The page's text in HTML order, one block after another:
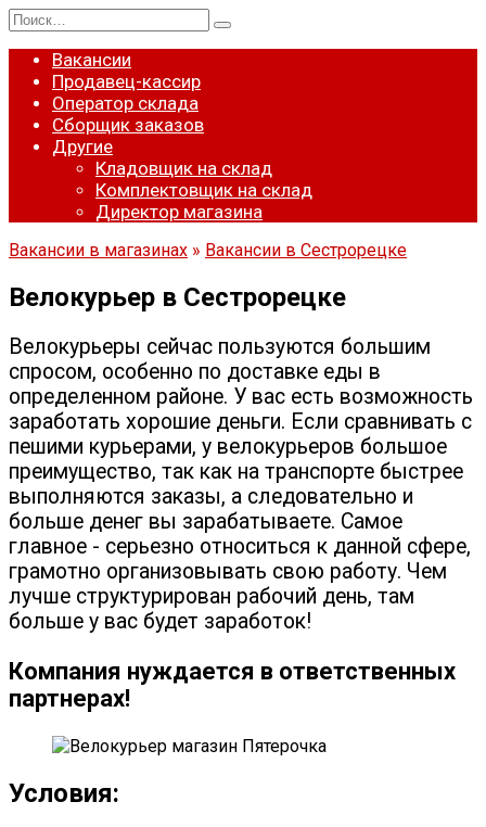
Перейти
к
содержанию
Search
for:
Вакансии
Продавец-кассир
Оператор склада
Сборщик заказов
Другие
Кладовщик на склад
Комплектовщик на склад
Директор магазина
Вакансии в магазинах » Вакансии в Сестрорецке
Велокурьер в Сестрорецке
Велокурьеры сейчас пользуются большим
спросом, особенно по доставке еды в
определенном районе. У вас есть возможность
заработать хорошие деньги. Если сравнивать с
пешими курьерами, у велокурьеров большое
преимущество, так как на транспорте быстрее
выполняются заказы, а следовательно и
больше денег вы зарабатываете. Самое
главное - серьезно относиться к данной сфере,
грамотно организовывать свою работу. Чем
лучше структурирован рабочий день, там
больше у вас будет заработок!
Компания нуждается в ответственных
партнерах!
Условия: